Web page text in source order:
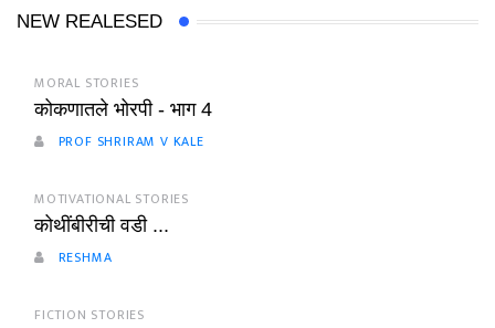
NEW REALESED
MORAL STORIES
कोकणातले भोरपी - भाग 4
PROF SHRIRAM V KALE
MOTIVATIONAL STORIES
कोथींबीरीची वडी ...
RESHMA
FICTION STORIES